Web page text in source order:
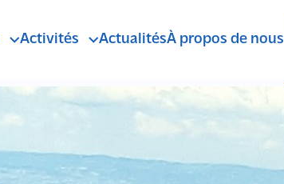
Activités
Randonnée Pedestre
Randonnée avec ânes de bât
Marche Nordique
Balade en Calèche
ActualitésÀ propos de nous